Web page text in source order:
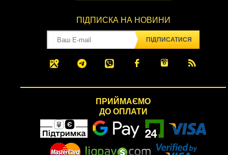
ПІДПИСКА НА НОВИНИ
ПІДПИСАТИСЯ
ПРИЙМАЄМО
ДО ОПЛАТИ